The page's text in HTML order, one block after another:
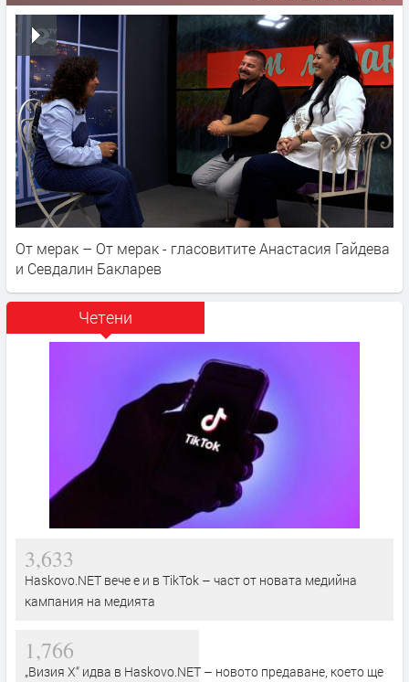
От мерак – От мерак - гласовитите Анастасия Гайдева
и Севдалин Бакларев
Четени
3,633
Haskovo.NET вече е и в TikTok – част от новата медийна
кампания на медията
1,766
„Визия Х“ идва в Haskovo.NET – новото предаване, което ще